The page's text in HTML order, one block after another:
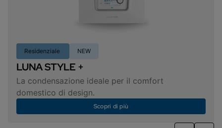
Residenziale NEW
LUNA STYLE +
La condensazione ideale per il comfort
domestico di design.
Scopri di più